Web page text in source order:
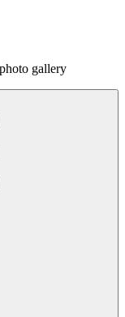
gallery